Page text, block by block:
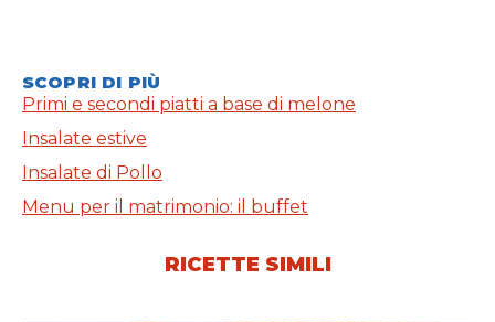
SCOPRI DI PIÙ
Primi e secondi piatti a base di melone
Insalate estive
Insalate di Pollo
Menu per il matrimonio: il buffet
RICETTE SIMILI